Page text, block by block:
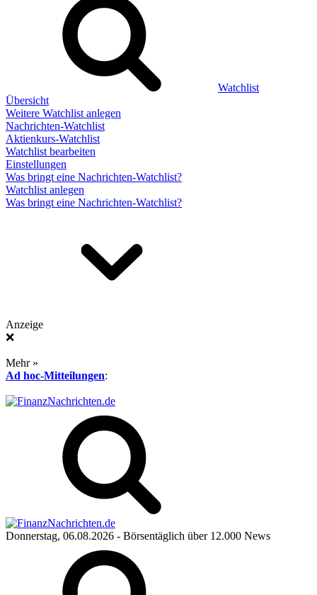
Watchlist
Übersicht
Weitere Watchlist anlegen
Nachrichten-Watchlist
Aktienkurs-Watchlist
Watchlist bearbeiten
Einstellungen
Was bringt eine Nachrichten-Watchlist?
Watchlist anlegen
Was bringt eine Nachrichten-Watchlist?
Anzeige
❌
Mehr »
Ad hoc-Mitteilungen:
Donnerstag, 06.08.2026 - Börsentäglich über 12.000 News